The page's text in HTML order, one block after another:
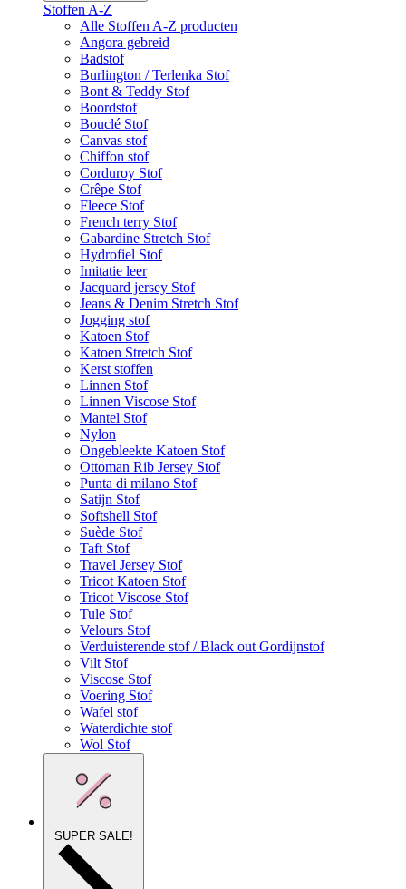
Stoffen A-Z
Alle Stoffen A-Z producten
Angora gebreid
Badstof
Burlington / Terlenka Stof
Bont & Teddy Stof
Boordstof
Bouclé Stof
Canvas stof
Chiffon stof
Corduroy Stof
Crêpe Stof
Fleece Stof
French terry Stof
Gabardine Stretch Stof
Hydrofiel Stof
Imitatie leer
Jacquard jersey Stof
Jeans & Denim Stretch Stof
Jogging stof
Katoen Stof
Katoen Stretch Stof
Kerst stoffen
Linnen Stof
Linnen Viscose Stof
Mantel Stof
Nylon
Ongebleekte Katoen Stof
Ottoman Rib Jersey Stof
Punta di milano Stof
Satijn Stof
Softshell Stof
Suède Stof
Taft Stof
Travel Jersey Stof
Tricot Katoen Stof
Tricot Viscose Stof
Tule Stof
Velours Stof
Verduisterende stof / Black out Gordijnstof
Vilt Stof
Viscose Stof
Voering Stof
Wafel stof
Waterdichte stof
Wol Stof
SUPER SALE!